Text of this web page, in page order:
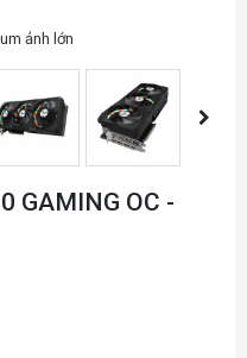
ảnh lớn
GAMING OC -